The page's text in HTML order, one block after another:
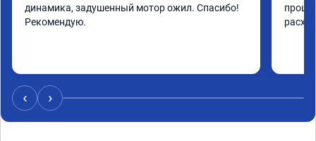
динамика, задушенный мотор ожил. Спасибо!
Рекомендую.
‹ ›